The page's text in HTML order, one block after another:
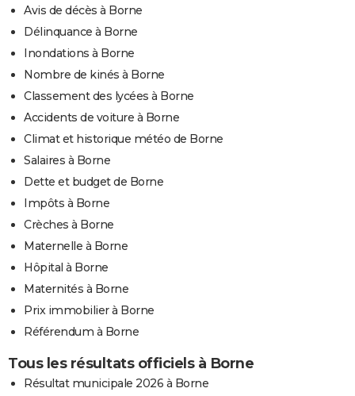
Avis de décès à Borne
Délinquance à Borne
Inondations à Borne
Nombre de kinés à Borne
Classement des lycées à Borne
Accidents de voiture à Borne
Climat et historique météo de Borne
Salaires à Borne
Dette et budget de Borne
Impôts à Borne
Crèches à Borne
Maternelle à Borne
Hôpital à Borne
Maternités à Borne
Prix immobilier à Borne
Référendum à Borne
Tous les résultats officiels à Borne
Résultat municipale 2026 à Borne